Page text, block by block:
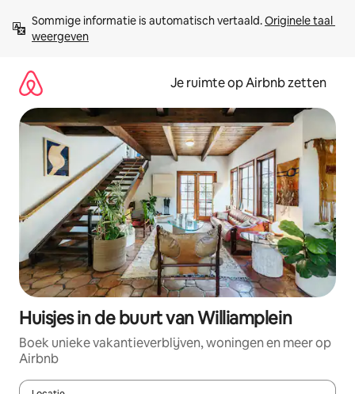
direct
naar
Sommige informatie is automatisch vertaald. Originele taal
weergeven
Je ruimte op Airbnb zetten
Huisjes in de buurt van Williamplein
Boek unieke vakantieverblijven, woningen en meer op
Airbnb